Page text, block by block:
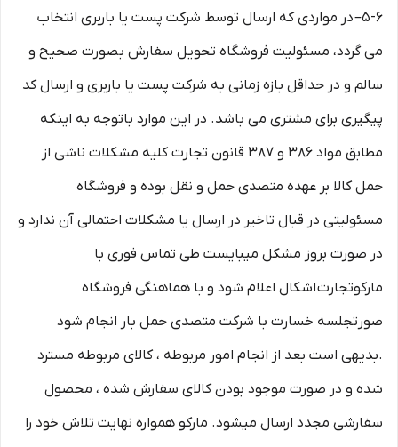
۵-۶– در مواردی که ارسال توسط شرکت پست یا باربری انتخاب
می گردد، مسئولیت فروشگاه تحویل سفارش بصورت صحیح و
سالم و در حداقل بازه زمانی به شرکت پست یا باربری و ارسال کد
پیگیری برای مشتری می باشد. در این موارد باتوجه به اینکه
مطابق مواد ۳۸۶ و ۳۸۷ قانون تجارت کلیه مشکلات ناشی از
حمل کالا بر عهده متصدی حمل و نقل بوده و فروشگاه
مسئولیتی در قبال تاخیر در ارسال یا مشکلات احتمالی آن ندارد و
در صورت بروز مشکل میبایست طی تماس فوری با
مارکوتجارت اشکال اعلام شود و با هماهنگی فروشگاه
صورتجلسه خسارت با شرکت متصدی حمل بار انجام شود
.بدیهی است بعد از انجام امور مربوطه ، کالای مربوطه مسترد
شده و در صورت موجود بودن کالای سفارش شده ، محصول
سفارشی مجدد ارسال میشود. مارکو همواره نهایت تلاش خود را